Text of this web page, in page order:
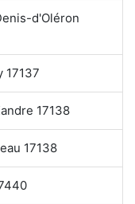
d'Oléron
17137
17138
17138